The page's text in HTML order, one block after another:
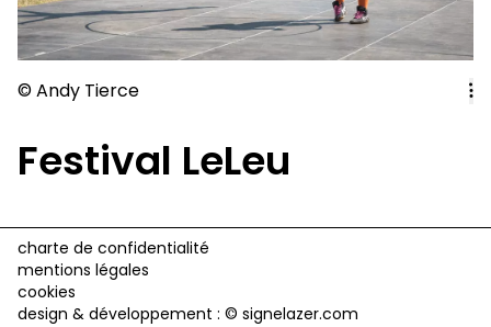
AA
© Andy Tierce
Festival LeLeu
charte de confidentialité
mentions légales
cookies
design & développement : © signelazer.com